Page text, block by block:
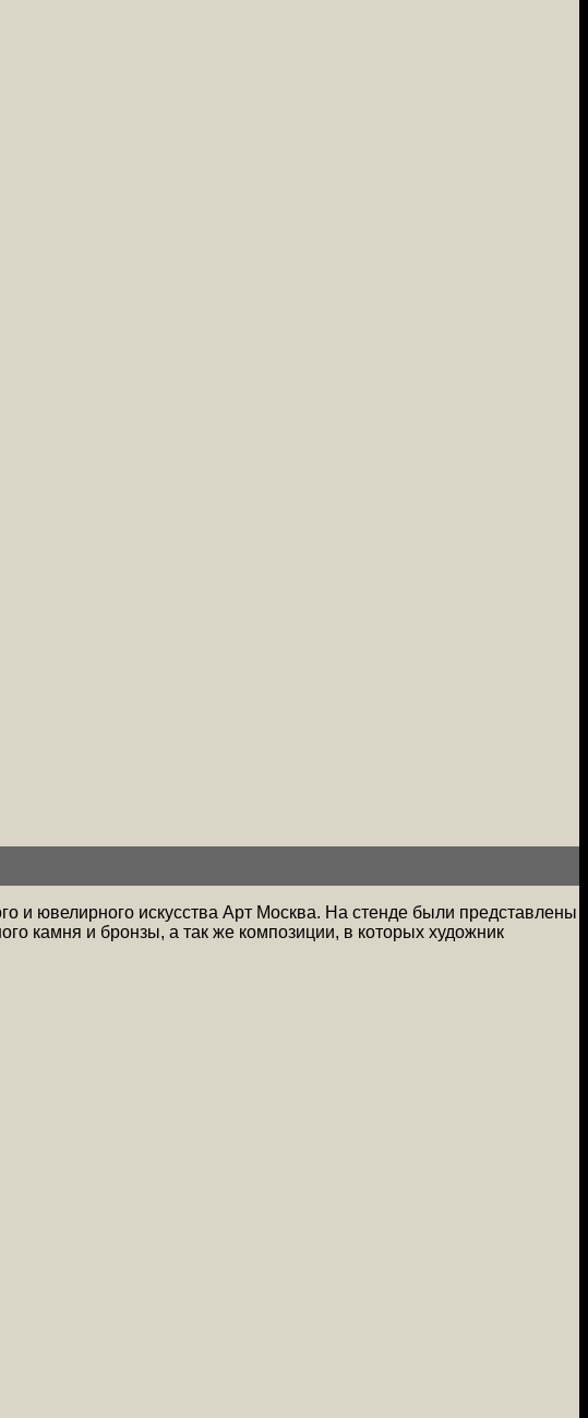
и ювелирного искусства Арт Москва. На стенде были представлены
камня и бронзы, а так же композиции, в которых художник